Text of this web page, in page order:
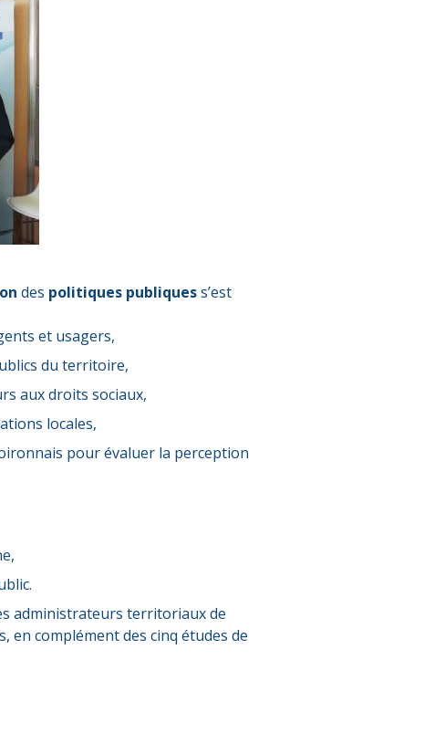
des politiques publiquess’est
et usagers,
du territoire,
aux droits sociaux,
locales,
pour évaluer la perception
administrateurs territoriaux de
en complément des cinq études de